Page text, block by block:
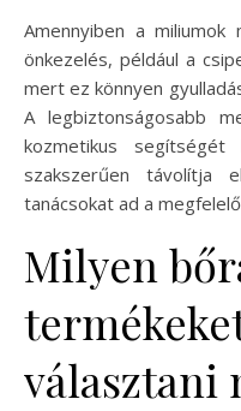
Amennyiben a miliumok
önkezelés, például a
mert ez könnyen
A legbiztonságosabb
kozmetikus
szakszerűen távolítja
tanácsokat ad a
Milyen
választani